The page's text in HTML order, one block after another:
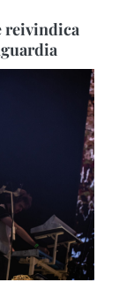
reivindica